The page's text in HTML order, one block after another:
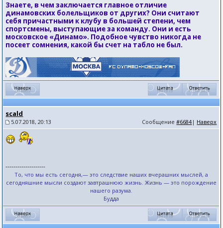
Знаете, в чем заключается главное отличие
динамовских болельщиков от других? Они считают
себя причастными к клубу в большей степени, чем
спортсмены, выступающие за команду. Они и есть
московское «Динамо». Подобное чувство никогда не
посеет сомнения, какой бы счет на табло не был.
scald
5.07.2018, 20:13 Сообщение#6684| Наверх
--------------------
То, что мы есть сегодня,— это следствие наших вчерашних мыслей, а
сегодняшние мысли создают завтрашнюю жизнь. Жизнь — это порождение
нашего разума.
Будда